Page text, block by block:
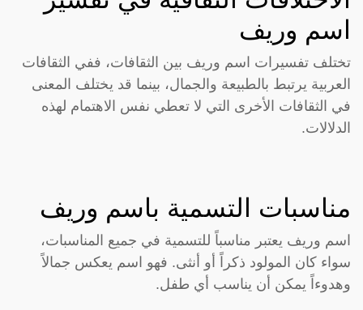
اسم وريف
تختلف تفسيرات اسم وريف بين الثقافات، ففي الثقافات
العربية يرتبط بالطبيعة والجمال، بينما قد يختلف المعنى
في الثقافات الأخرى التي لا تعطي نفس الاهتمام لهذه
الدلالات.
مناسبات التسمية باسم وريف
اسم وريف يعتبر مناسباً للتسمية في جميع المناسبات،
سواء كان المولود ذكراً أو أنثى. فهو اسم يعكس جمالاً
وهدوءاً يمكن أن يناسب أي طفل.